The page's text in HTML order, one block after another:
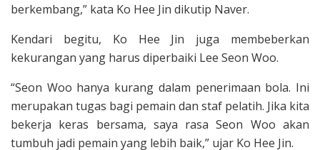
berkembang,” kata Ko Hee Jin dikutip Naver.
Kendari begitu, Ko Hee Jin juga membeberkan
kekurangan yang harus diperbaiki Lee Seon Woo.
“Seon Woo hanya kurang dalam penerimaan bola. Ini
merupakan tugas bagi pemain dan staf pelatih. Jika kita
bekerja keras bersama, saya rasa Seon Woo akan
tumbuh jadi pemain yang lebih baik,” ujar Ko Hee Jin.